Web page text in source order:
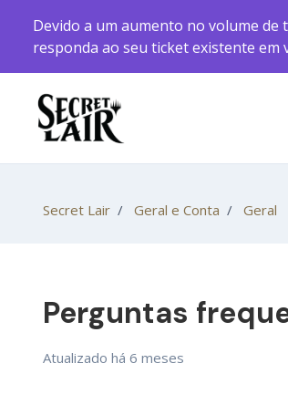
Devido a um aumento no volume
responda ao seu ticket existente em
Secret Lair Geral e Conta Geral
Perguntas
Atualizado há 6 meses